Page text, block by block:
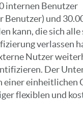
internen Benutzer
Benutzer) und
kann, die sich alle
verlassen
Nutzer
Der
einer einheitlichen
flexiblen und